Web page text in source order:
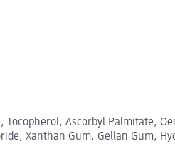
Ascorbyl Palmitate,
Xanthan Gum, Gellan Gum,